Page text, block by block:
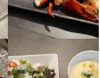
ます！